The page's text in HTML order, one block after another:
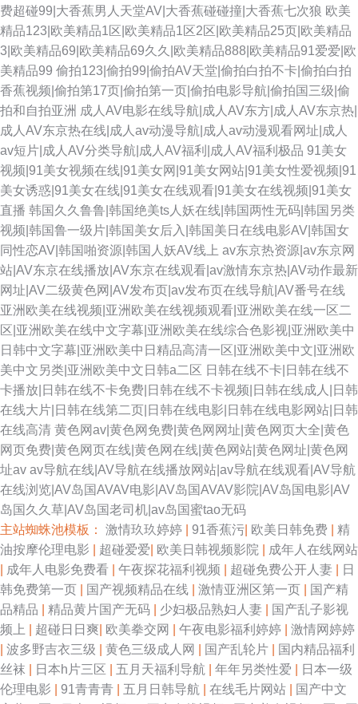
费超碰99|大香蕉男人天堂AV|大香蕉碰碰撞|大香蕉七次狼 欧美
精品123|欧美精品1区|欧美精品1区2区|欧美精品25页|欧美精品
3|欧美精品69|欧美精品69久久|欧美精品888|欧美精品91爱爱|欧
美精品99 偷拍123|偷拍99|偷拍AV天堂|偷拍白拍不卡|偷拍白拍
香蕉视频|偷拍第17页|偷拍第一页|偷拍电影导航|偷拍国三级|偷
拍和自拍亚洲 成人AV电影在线导航|成人AV东方|成人AV东京热|
成人AV东京热在线|成人av动漫导航|成人av动漫观看网址|成人
av短片|成人AV分类导航|成人AV福利|成人AV福利极品 91美女
视频|91美女视频在线|91美女网|91美女网站|91美女性爱视频|91
美女诱惑|91美女在线|91美女在线观看|91美女在线视频|91美女
直播 韩国久久鲁鲁|韩国绝美ts人妖在线|韩国两性无码|韩国另类
视频|韩国鲁一级片|韩国美女后入|韩国美日在线电影AV|韩国女
同性恋AV|韩国啪资源|韩国人妖AV线上 av东京热资源|av东京网
站|AV东京在线播放|AV东京在线观看|av激情东京热|AV动作最新
网址|AV二级黄色网|AV发布页|av发布页在线导航|AV番号在线
亚洲欧美在线视频|亚洲欧美在线视频观看|亚洲欧美在线一区二
区|亚洲欧美在线中文字幕|亚洲欧美在线综合色影视|亚洲欧美中
日韩中文字幕|亚洲欧美中日精品高清一区|亚洲欧美中文|亚洲欧
美中文另类|亚洲欧美中文日韩a二区 日韩在线不卡|日韩在线不
卡播放|日韩在线不卡免费|日韩在线不卡视频|日韩在线成人|日韩
在线大片|日韩在线第二页|日韩在线电影|日韩在线电影网站|日韩
在线高清 黄色网av|黄色网免费|黄色网网址|黄色网页大全|黄色
网页免费|黄色网页在线|黄色网在线|黄色网站|黄色网址|黄色网
址av av导航在线|AV导航在线播放网站|av导航在线观看|AV导航
在线浏览|AV岛国AVAV电影|AV岛国AVAV影院|AV岛国电影|AV
岛国久久草|AV岛国老司机|av岛国蜜tao无码
主站蜘蛛池模板： 激情玖玖婷婷 91香蕉污 欧美日韩免费
精
油按摩伦理电影
超碰爱爱 欧美日韩视频影院
成年人在线网站
成年人电影免费看 午夜探花福利视频 超碰免费公开人妻
日
韩免费第一页
国产视频精品在线 激情亚洲区第一页
国产精
品精品
精品黄片国产无码 少妇极品熟妇人妻
国产乱子影视
频上
超碰日日爽 欧美拳交网 午夜电影福利婷婷
激情网婷婷
波多野吉衣三级 黄色三级成人网 国产乱轮片
国内精品福利
丝袜
日本h片三区 五月天福利导航 年年另类性爱
日本一级
伦理电影
91青青青 五月日韩导航 在线毛片网站
国产中文